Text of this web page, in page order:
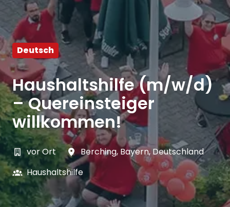
Deutsch
Haushaltshilfe (m/w/d)
– Quereinsteiger
willkommen!
vor Ort Berching, Bayern, Deutschland
Haushaltshilfe